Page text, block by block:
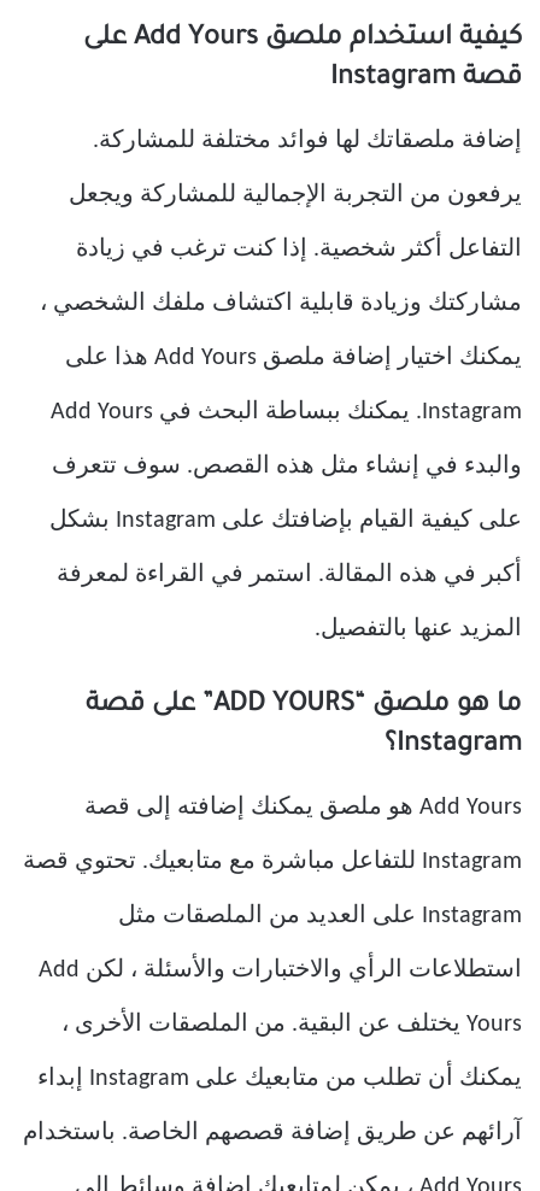
كيفية استخدام ملصق Add Yours على
قصة Instagram
إضافة ملصقاتك لها فوائد مختلفة للمشاركة.
يرفعون من التجربة الإجمالية للمشاركة ويجعل
التفاعل أكثر شخصية. إذا كنت ترغب في زيادة
مشاركتك وزيادة قابلية اكتشاف ملفك الشخصي ،
يمكنك اختيار إضافة ملصق Add Yours هذا على
Instagram. يمكنك ببساطة البحث في Add Yours
والبدء في إنشاء مثل هذه القصص. سوف تتعرف
على كيفية القيام بإضافتك على Instagram بشكل
أكبر في هذه المقالة. استمر في القراءة لمعرفة
المزيد عنها بالتفصيل.
ما هو ملصق “ADD YOURS” على قصة
Instagram؟
Add Yours هو ملصق يمكنك إضافته إلى قصة
Instagram للتفاعل مباشرة مع متابعيك. تحتوي قصة
Instagram على العديد من الملصقات مثل
استطلاعات الرأي والاختبارات والأسئلة ، لكن Add
Yours يختلف عن البقية. من الملصقات الأخرى ،
يمكنك أن تطلب من متابعيك على Instagram إبداء
آرائهم عن طريق إضافة قصصهم الخاصة. باستخدام